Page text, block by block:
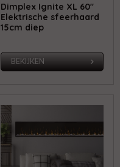
Dimplex Ignite XL 60"
Elektrische sfeerhaard
15cm diep
BEKIJKEN